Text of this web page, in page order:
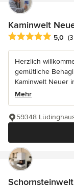
Kaminwelt
Durchschnittliche
5,0
Herzlich
gemütliche
Kaminwelt Neuer
Mehr
59348